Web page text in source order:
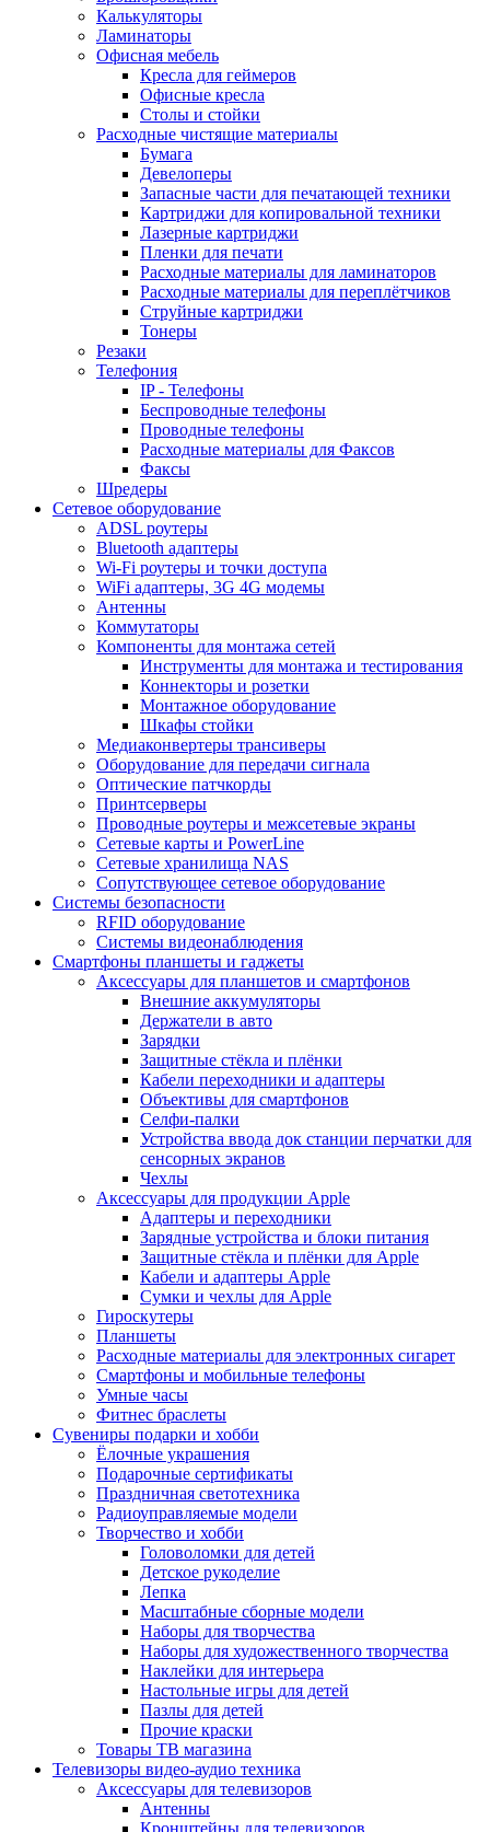
Калькуляторы
Ламинаторы
Офисная мебель
Кресла для геймеров
Офисные кресла
Столы и стойки
Расходные чистящие материалы
Бумага
Девелоперы
Запасные части для печатающей техники
Картриджи для копировальной техники
Лазерные картриджи
Пленки для печати
Расходные материалы для ламинаторов
Расходные материалы для переплётчиков
Струйные картриджи
Тонеры
Резаки
Телефония
IP - Телефоны
Беспроводные телефоны
Проводные телефоны
Расходные материалы для Факсов
Факсы
Шредеры
Сетевое оборудование
ADSL роутеры
Bluetooth адаптеры
Wi-Fi роутеры и точки доступа
WiFi адаптеры, 3G 4G модемы
Антенны
Коммутаторы
Компоненты для монтажа сетей
Инструменты для монтажа и тестирования
Коннекторы и розетки
Монтажное оборудование
Шкафы стойки
Медиаконвертеры трансиверы
Оборудование для передачи сигнала
Оптические патчкорды
Принтсерверы
Проводные роутеры и межсетевые экраны
Сетевые карты и PowerLine
Сетевые хранилища NAS
Сопутствующее сетевое оборудование
Системы безопасности
RFID оборудование
Системы видеонаблюдения
Смартфоны планшеты и гаджеты
Аксессуары для планшетов и смартфонов
Внешние аккумуляторы
Держатели в авто
Зарядки
Защитные стёкла и плёнки
Кабели переходники и адаптеры
Объективы для смартфонов
Селфи-палки
Устройства ввода док станции перчатки для
сенсорных экранов
Чехлы
Аксессуары для продукции Apple
Адаптеры и переходники
Зарядные устройства и блоки питания
Защитные стёкла и плёнки для Apple
Кабели и адаптеры Apple
Сумки и чехлы для Apple
Гироскутеры
Планшеты
Расходные материалы для электронных сигарет
Смартфоны и мобильные телефоны
Умные часы
Фитнес браслеты
Сувениры подарки и хобби
Ёлочные украшения
Подарочные сертификаты
Праздничная светотехника
Радиоуправляемые модели
Творчество и хобби
Головоломки для детей
Детское рукоделие
Лепка
Масштабные сборные модели
Наборы для творчества
Наборы для художественного творчества
Наклейки для интерьера
Настольные игры для детей
Пазлы для детей
Прочие краски
Товары ТВ магазина
Телевизоры видео-аудио техника
Аксессуары для телевизоров
Антенны
Кронштейны для телевизоров